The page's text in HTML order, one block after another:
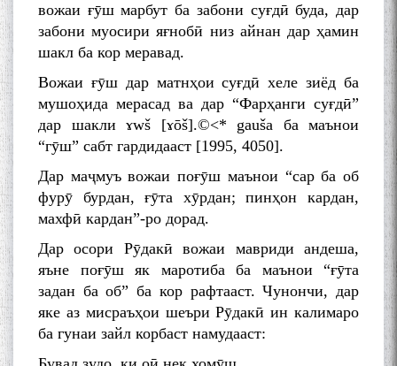
вожаи ғӯш марбут ба забони суғдӣ буда, дар
забони муосири яғнобӣ низ айнан дар ҳамин
шакл ба кор меравад.
Вожаи ғӯш дар матнҳои суғдӣ хеле зиёд ба
мушоҳида мерасад ва дар “Фарҳанги суғдӣ”
дар шакли ɤwš [ɤōš].©<* gаuša ба маънои
“гӯш” сабт гардидааст [1995, 4050].
Дар маҷмуъ вожаи поғӯш маънои “сар ба об
фурӯ бурдан, ғӯта хӯрдан; пинҳон кардан,
махфӣ кардан”-ро дорад.
Дар осори Рӯдакӣ вожаи мавриди андеша,
яъне поғӯш як маротиба ба маънои “ғӯта
задан ба об” ба кор рафтааст. Чунончи, дар
яке аз мисраъҳои шеъри Рӯдакӣ ин калимаро
ба гунаи зайл корбаст намудааст: